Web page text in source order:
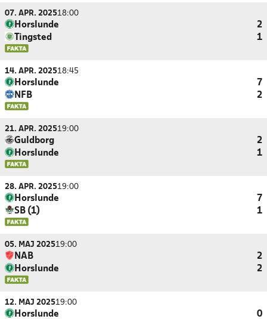
07. APR. 202518:00
Horslunde
2
Tingsted
1
14. APR. 202518:45
Horslunde
7
NFB
2
21. APR. 202519:00
Guldborg
2
Horslunde
1
28. APR. 202519:00
Horslunde
7
SB (1)
1
05. MAJ 202519:00
NAB
2
Horslunde
2
12. MAJ 202519:00
Horslunde
0